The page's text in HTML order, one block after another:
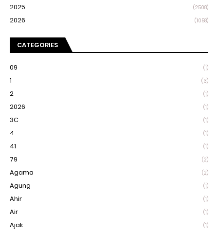
2025 (2508)
2026 (1058)
CATEGORIES
09 (1)
1 (3)
2 (1)
2026 (1)
3C (1)
4 (1)
41 (1)
79 (2)
Agama (2)
Agung (1)
Ahir (1)
Air (1)
Ajak (1)